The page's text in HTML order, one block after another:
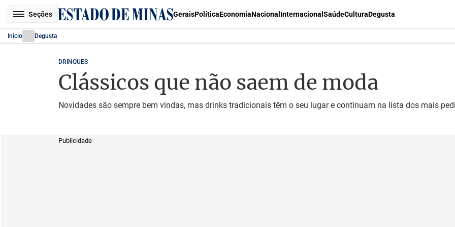
Seções GeraisPolíticaEconomiaNacional Internacional SaúdeCulturaDegusta
Início Degusta
DRINQUES
Clássicos que não saem de moda
Novidades são sempre bem vindas, mas drinks tradicionais têm o seu lugar e continuam na lista dos mais
Publicidade